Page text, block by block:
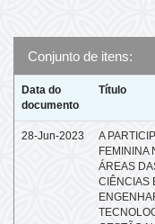
Conjunto de itens:
Data do
documento
Título
28-Jun-2023
A
FEMININA
ÁREAS
CIÊNCIAS